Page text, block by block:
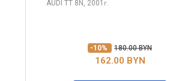
AUDI TT 8N, 2001 г.
-10% 180.00 BYN
162.00 BYN